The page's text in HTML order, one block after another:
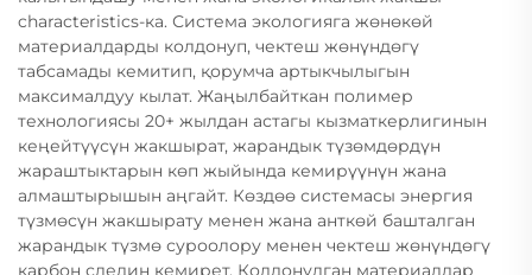
characteristics-ка. Система экологияга жөнөкөй
материалдарды колдонуп, чектеш жөнүндөгү
табсамады кемитип, қорумча артыкчылыгын
максималдуу кылат. Жаңылбайткан полимер
технологиясы 20+ жылдан астагы кызматкерлигинын
кеңейтүүсүн жакшырат, жарандык түзөмдөрдүн
жараштыктарын көп жыйында кемирүүнүн жана
алмаштырышын аңгайт. Көздөө системасы энергия
түзмөсүн жакшырату менен жана анткөй башталган
жарандык түзмө суроолору менен чектеш жөнүндөгү
карбон следин кемирет. Колдонулган материалдар